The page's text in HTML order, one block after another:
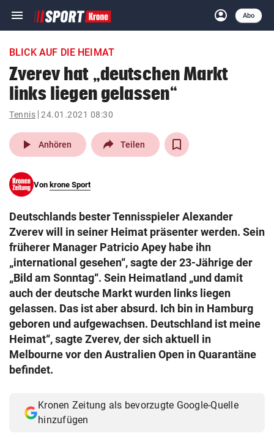
menu Navigation
ein-/ausklappen
account_circle
Anmelden
Abo
close Schließen
account_circle Anmelden
pin_drop
Wien arrow_right
search
eingeben
© Krone Multimedia GmbH & Co KG 2026
Muthgasse 2, 1190 Wien
BLICK AUF DIE HEIMAT
Zverev hat „deutschen Markt
links liegen gelassen“
Tennis 24.01.2021 08:30
play_arrow Anhören Teilen
Von krone Sport
Deutschlands bester Tennisspieler Alexander
Zverev will in seiner Heimat präsenter werden. Sein
früherer Manager Patricio Apey habe ihn
„international gesehen“, sagte der 23-Jährige der
„Bild am Sonntag“. Sein Heimatland „und damit
auch der deutsche Markt wurden links liegen
gelassen. Das ist aber absurd. Ich bin in Hamburg
geboren und aufgewachsen. Deutschland ist meine
Heimat“, sagte Zverev, der sich aktuell in
Melbourne vor den Australien Open in Quarantäne
befindet.
Kronen Zeitung als bevorzugte Google-Quelle
hinzufügen